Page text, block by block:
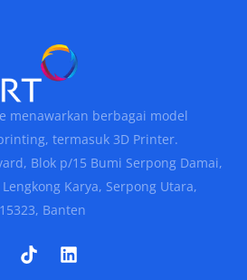
menawarkan berbagai model
termasuk 3D Printer.
Blok p/15 Bumi Serpong Damai,
Karya, Serpong Utara,
Banten